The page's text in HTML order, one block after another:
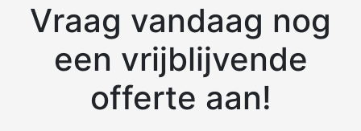
Vraag vandaag nog
een vrijblijvende
offerte aan!